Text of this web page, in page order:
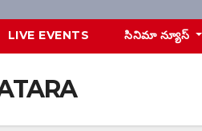
LIVE EVENTS సినిమా న్యూస్